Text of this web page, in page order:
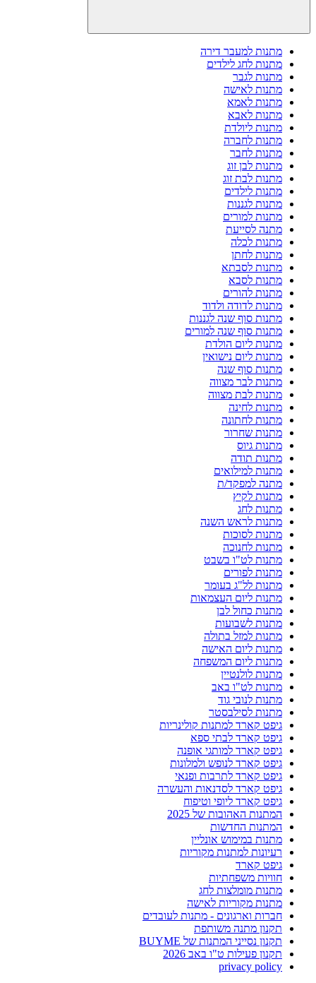
מתנות למעבר דירה
מתנות לחג לילדים
מתנות לגבר
מתנות לאישה
מתנות לאמא
מתנות לאבא
מתנות ליולדת
מתנות לחברה
מתנות לחבר
מתנות לבן זוג
מתנות לבת זוג
מתנות לילדים
מתנות לגננות
מתנות למורים
מתנה לסייעת
מתנות לכלה
מתנות לחתן
מתנות לסבתא
מתנות לסבא
מתנות להורים
מתנות לדודה ולדוד
מתנות סוף שנה לגננות
מתנות סוף שנה למורים
מתנות ליום הולדת
מתנות ליום נישואין
מתנות סוף שנה
מתנות לבר מצווה
מתנות לבת מצווה
מתנות לחינה
מתנות לחתונה
מתנות שחרור
מתנות גיוס
מתנות תודה
מתנות למילואים
מתנה למפקד/ת
מתנות לקיץ
מתנות לחג
מתנות לראש השנה
מתנות לסוכות
מתנות לחנוכה
מתנות לט"ו בשבט
מתנות לפורים
מתנות לל"ג בעומר
מתנות ליום העצמאות
מתנות כחול לבן
מתנות לשבועות
מתנות למזל בתולה
מתנות ליום האישה
מתנות ליום המשפחה
מתנות לולנטיין
מתנות לט"ו באב
מתנות לנובי גוד
מתנות לסילבסטר
גיפט קארד למתנות קולינריות
גיפט קארד לבתי ספא
גיפט קארד למותגי אופנה
גיפט קארד לנופש ולמלונות
גיפט קארד לתרבות ופנאי
גיפט קארד לסדנאות והעשרה
גיפט קארד ליופי וטיפוח
המתנות האהובות של 2025
המתנות החדשות
מתנות במימוש אונליין
רעיונות למתנות מקוריות
גיפט קארד
חוויות משפחתיות
מתנות מומלצות לחג
מתנות מקוריות לאישה
חברות וארגונים - מתנות לעובדים
תקנון מתנה משותפת
תקנון נסייני המתנות של BUYME
תקנון פעילות ט"ו באב 2026
privacy policy